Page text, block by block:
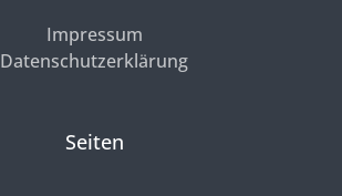
Impressum
Datenschutzerklärung
Seiten